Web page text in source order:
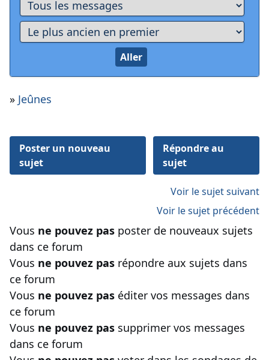
» Jeûnes
Poster un nouveau
sujet
Répondre au
sujet
Voir le sujet suivant
Voir le sujet précédent
Vous ne pouvez pas poster de nouveaux sujets
dans ce forum
Vous ne pouvez pas répondre aux sujets dans
ce forum
Vous ne pouvez pas éditer vos messages dans
ce forum
Vous ne pouvez pas supprimer vos messages
dans ce forum